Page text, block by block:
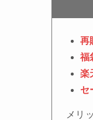
再
福
楽
セ
メリ